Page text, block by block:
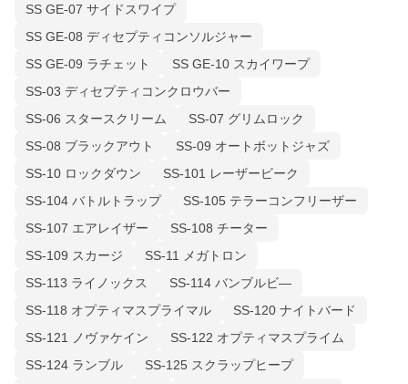
SS GE-07 サイドスワイプ
SS GE-08 ディセプティコンソルジャー
SS GE-09 ラチェット
SS GE-10 スカイワープ
SS-03 ディセプティコンクロウバー
SS-06 スタースクリーム
SS-07 グリムロック
SS-08 ブラックアウト
SS-09 オートボットジャズ
SS-10 ロックダウン
SS-101 レーザービーク
SS-104 バトルトラップ
SS-105 テラーコンフリーザー
SS-107 エアレイザー
SS-108 チーター
SS-109 スカージ
SS-11 メガトロン
SS-113 ライノックス
SS-114 バンブルビ―
SS-118 オプティマスプライマル
SS-120 ナイトバード
SS-121 ノヴァケイン
SS-122 オプティマスプライム
SS-124 ランブル
SS-125 スクラップヒープ